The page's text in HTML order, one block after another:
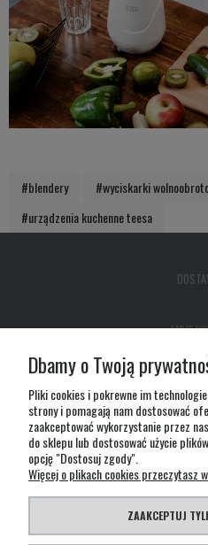
#blendery #wyciskarki
#urządzenia kuchenne teesa
MOJE
GWARANCJA
O
Dbamy o Twoją
Pliki cookies i pokrewne im
strony i pomagają nam dostosować
zaakceptować wykorzystanie przez
do sklepu lub dostosować użycie
opcję "Dostosuj zgody".
Więcej o plikach cookies przeczytasz
ZAAKCEPTUJ